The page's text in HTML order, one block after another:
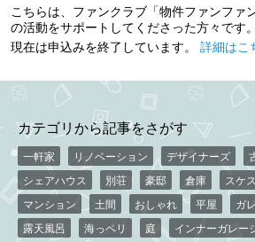
こちらは、ファンクラブ「物件ファンファ
の活動をサポートしてくださった方々です。
現在は申込みを終了しています。 詳細はこ
カテゴリから記事をさがす
一軒家 リノベーション デザイナーズ
シェアハウス
別荘 豪邸 倉庫 スケ
マンション
土間 おしゃれ 平屋 ガ
露天風呂
海っペリ 庭 インナーガレー